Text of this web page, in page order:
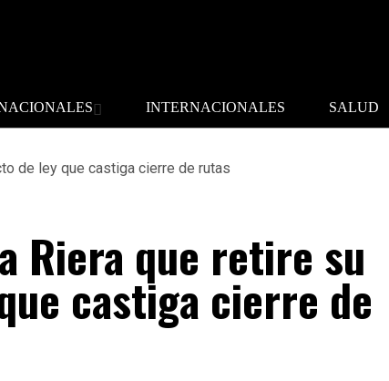
INTERNACIONALES SALUD
Riera que retire su
castiga cierre de